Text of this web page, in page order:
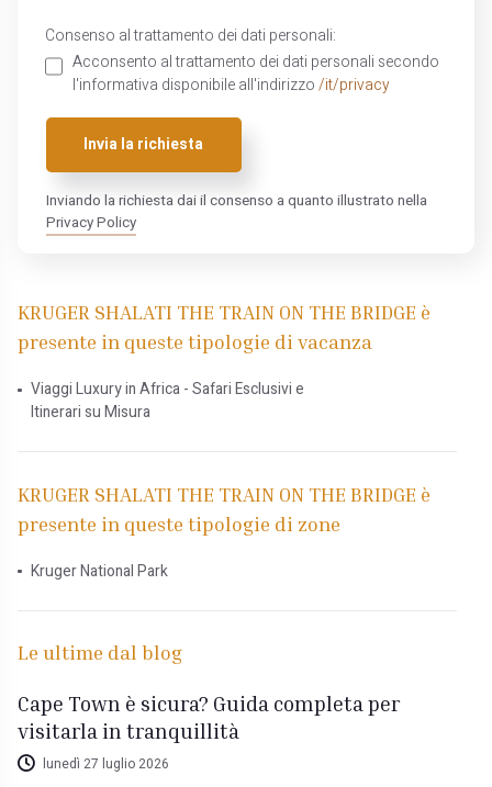
Consenso al trattamento dei dati personali:
Acconsento al trattamento dei dati personali secondo
l'informativa disponibile all'indirizzo /it/privacy
Invia la richiesta
Inviando la richiesta dai il consenso a quanto illustrato nella
Privacy Policy
KRUGER SHALATI THE TRAIN ON THE BRIDGE è
presente in queste tipologie di vacanza
Viaggi Luxury in Africa - Safari Esclusivi e
Itinerari su Misura
KRUGER SHALATI THE TRAIN ON THE BRIDGE è
presente in queste tipologie di zone
Kruger National Park
Le ultime dal blog
Cape Town è sicura? Guida completa per
visitarla in tranquillità
lunedì 27 luglio 2026